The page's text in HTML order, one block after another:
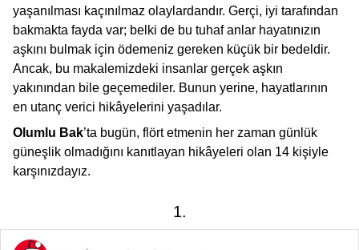
yaşanılması kaçınılmaz olaylardandır. Gerçi, iyi tarafından
bakmakta fayda var; belki de bu tuhaf anlar hayatınızın
aşkını bulmak için ödemeniz gereken küçük bir bedeldir.
Ancak, bu makalemizdeki insanlar gerçek aşkın
yakınından bile geçemediler. Bunun yerine, hayatlarının
en utanç verici hikâyelerini yaşadılar.
Olumlu Bak’ta bugün, flört etmenin her zaman günlük
güneşlik olmadığını kanıtlayan hikâyeleri olan 14 kişiyle
karşınızdayız.
1.